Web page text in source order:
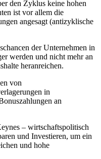
den Zyklus keine hohen
ist vor allem die
angesagt (antizyklische
der Unternehmen in
werden und nicht mehr an
heranreichen.
von
in
an
– wirtschaftspolitisch
und Investieren, um ein
und hohe